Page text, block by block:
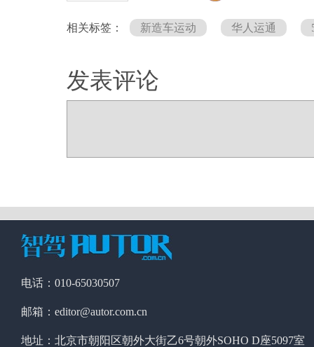
相关标签： 新造车运动 华人运通
发表评论
电话：010-65030507
邮箱：editor@autor.com.cn
地址：北京市朝阳区朝外大街乙6号朝外SOHO D座5097室